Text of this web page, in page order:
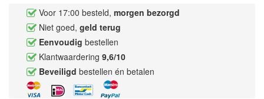
Voor 17:00 besteld, morgen bezorgd
Niet goed, geld terug
Eenvoudig bestellen
Klantwaardering 9,6/10
Beveiligd bestellen én betalen